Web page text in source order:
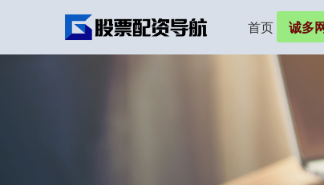
首页 诚多